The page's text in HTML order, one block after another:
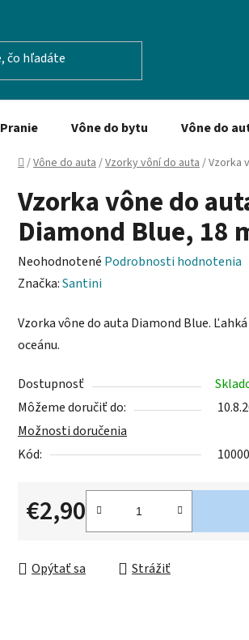
Pranie Vône do bytu Vône do
Domov
/Vône do auta/Vzorky vôní do auta/Vzorka
Vzorka vône do
Diamond Blue, 18
Priemerné
hodnotenie
je
0,0
5
hviezdičiek.
Neohodnotené Podrobnosti hodnotenia
Značka:Santini
Vzorka vône do auta Diamond Blue.
oceánu.
Dostupnosť
Môžeme doručiť do:
Možnosti doručenia
Kód:
€2,90
Jednotková cena:
Opýtať sa Strážiť